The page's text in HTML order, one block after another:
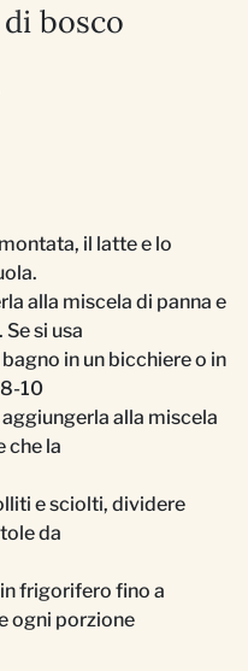
bosco
il latte e lo
alla miscela di panna e
si usa
in un bicchiere o in
10
alla miscela
che la
e sciolti, dividere
da
frigorifero fino a
ogni porzione